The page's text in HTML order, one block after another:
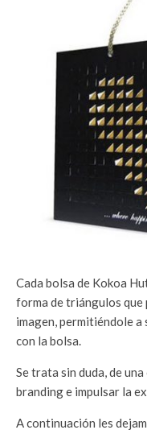
Cada bolsa de Kokoa
forma de triángulos que
imagen, permitiéndole
con la bolsa.
Se trata sin duda, de
branding e impulsar la
A continuación les